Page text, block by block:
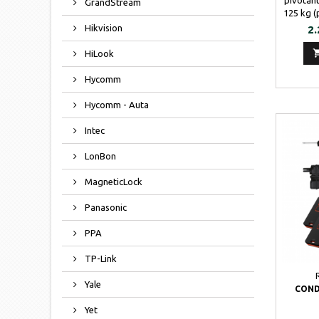
GrandStream
Hikvision
HiLook
Hycomm
Hycomm - Auta
Intec
LonBon
MagneticLock
Panasonic
PPA
TP-Link
Yale
Yet
125 kg
hasta
por